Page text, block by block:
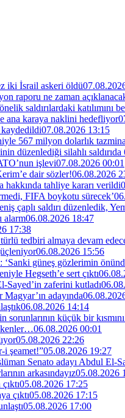
iki İsrail askeri öldü
raporu ne zaman
saldırılardaki katılımını
ana karaya naklini hedefliyor
07.08.2026 13:15
567 milyon dolarlık
düzenlediği silahlı
işlevi07.08.2026 00:01
dair sözler!06.08.2026
hakkında tahliye kararı verildi
FIFA boykotu sürecek’
çaplı saldırı düzenledik,
alarm06.08.2026 18:47
17:38
tedbiri almaya devam
06.08.2026 15:56
‘Sanki güneş gözlerimin
Hegseth’e sert çıktı
Sayed’in zaferini kutladı
Magyar’ın adayında
06.08.2026 14:14
küçük bir
06.08.2026 00:01
05.08.2026 22:26
i şeamet!”05.08.2026 19:27
Senato adayı Abdul El-
arkasındayız05.08.2026
05.08.2026 17:25
çıktı05.08.2026 17:15
05.08.2026 17:00